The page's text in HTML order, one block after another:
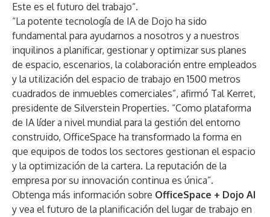
Este es el futuro del trabajo“.
“La potente tecnología de IA de Dojo ha sido
fundamental para ayudarnos a nosotros y a nuestros
inquilinos a planificar, gestionar y optimizar sus planes
de espacio, escenarios, la colaboración entre empleados
y la utilización del espacio de trabajo en 1500 metros
cuadrados de inmuebles comerciales”, afirmó Tal Kerret,
presidente de Silverstein Properties. “Como plataforma
de IA líder a nivel mundial para la gestión del entorno
construido, OfficeSpace ha transformado la forma en
que equipos de todos los sectores gestionan el espacio
y la optimización de la cartera. La reputación de la
empresa por su innovación continua es única”.
Obtenga más información sobre OfficeSpace + Dojo AI
y vea el futuro de la planificación del lugar de trabajo en